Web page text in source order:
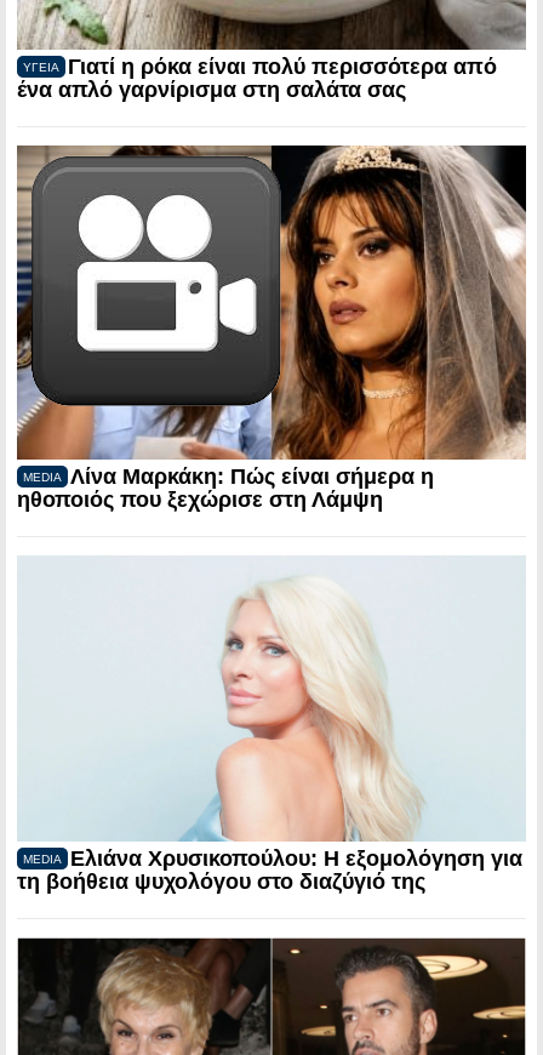
ΥΓΕΙΑ
Γιατί η ρόκα είναι πολύ περισσότερα από
ένα απλό γαρνίρισμα στη σαλάτα σας
MEDIA
Λίνα Μαρκάκη: Πώς είναι σήμερα η
ηθοποιός που ξεχώρισε στη Λάμψη
MEDIA
Ελιάνα Χρυσικοπούλου: Η εξομολόγηση για
τη βοήθεια ψυχολόγου στο διαζύγιό της